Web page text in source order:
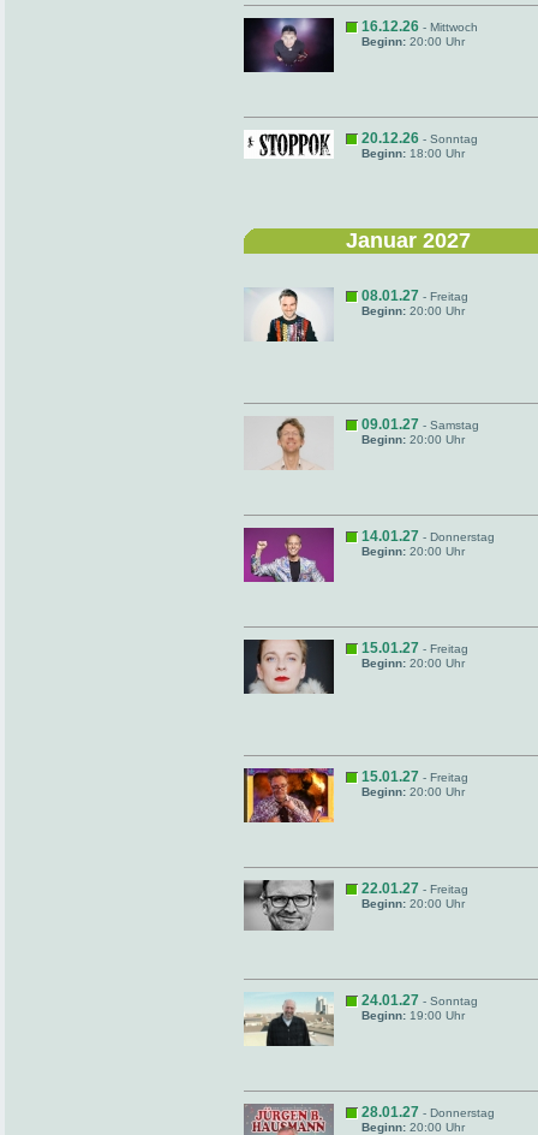
16.12.26 - Mittwoch
Beginn: 20:00 Uhr
20.12.26 - Sonntag
Beginn: 18:00 Uhr
Januar 2027
08.01.27 - Freitag
Beginn: 20:00 Uhr
09.01.27 - Samstag
Beginn: 20:00 Uhr
14.01.27 - Donnerstag
Beginn: 20:00 Uhr
15.01.27 - Freitag
Beginn: 20:00 Uhr
15.01.27 - Freitag
Beginn: 20:00 Uhr
22.01.27 - Freitag
Beginn: 20:00 Uhr
24.01.27 - Sonntag
Beginn: 19:00 Uhr
28.01.27 - Donnerstag
Beginn: 20:00 Uhr